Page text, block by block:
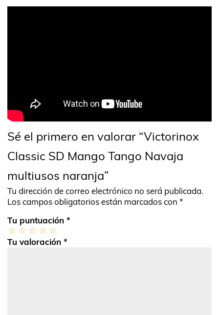
Sé el primero en valorar “Victorinox
Classic SD Mango Tango Navaja
multiusos naranja”
Tu dirección de correo electrónico no será publicada.
Los campos obligatorios están marcados con *
Tu puntuación *
Tu valoración *